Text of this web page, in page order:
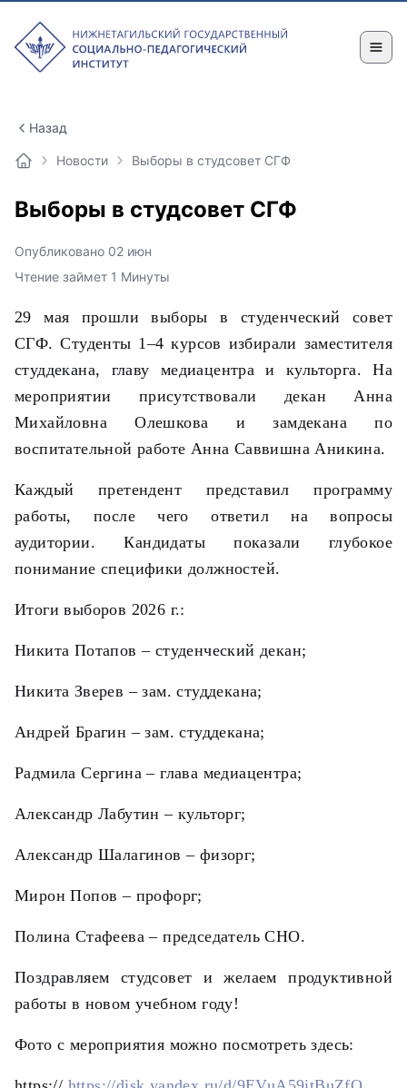
Назад
Новости Выборы в студсовет СГФ
Выборы в студсовет СГФ
Опубликовано 02 июн
Чтение займет 1 Минуты
29 мая прошли выборы в студенческий совет
СГФ. Студенты 1–4 курсов избирали заместителя
студдекана, главу медиацентра и культорга. На
мероприятии присутствовали декан Анна
Михайловна Олешкова и замдекана по
воспитательной работе Анна Саввишна Аникина.
Каждый претендент представил программу
работы, после чего ответил на вопросы
аудитории. Кандидаты показали глубокое
понимание специфики должностей.
Итоги выборов 2026 г.:
Никита Потапов – студенческий декан;
Никита Зверев – зам. студдекана;
Андрей Брагин – зам. студдекана;
Радмила Сергина – глава медиацентра;
Александр Лабутин – культорг;
Александр Шалагинов – физорг;
Мирон Попов – профорг;
Полина Стафеева – председатель СНО.
Поздравляем студсовет и желаем продуктивной
работы в новом учебном году!
Фото с мероприятия можно посмотреть здесь: